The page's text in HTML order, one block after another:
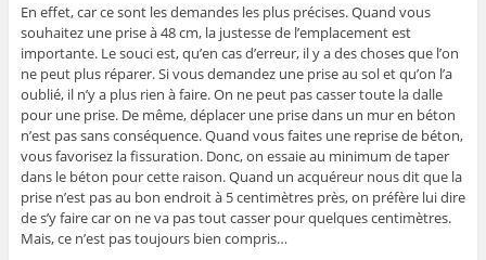
En effet, car ce sont les demandes les plus précises. Quand vous
souhaitez une prise à 48 cm, la justesse de l’emplacement est
importante. Le souci est, qu’en cas d’erreur, il y a des choses que l’on
ne peut plus réparer. Si vous demandez une prise au sol et qu’on l’a
oublié, il n’y a plus rien à faire. On ne peut pas casser toute la dalle
pour une prise. De même, déplacer une prise dans un mur en béton
n’est pas sans conséquence. Quand vous faites une reprise de béton,
vous favorisez la fissuration. Donc, on essaie au minimum de taper
dans le béton pour cette raison. Quand un acquéreur nous dit que la
prise n’est pas au bon endroit à 5 centimètres près, on préfère lui dire
de s’y faire car on ne va pas tout casser pour quelques centimètres.
Mais, ce n’est pas toujours bien compris…